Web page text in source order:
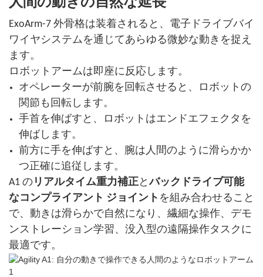
人間の動きの自然な延長
ExoArm-7 外骨格は装着されると、電子ドライブバイ
ワイヤシステムを通じてあらゆる微妙な動きを捉え
ます。
ロボットアームは即座に反応します。
オペレーターが前腕を回転させると、ロボットの
関節も回転します。
手首を伸ばすと、ロボットはエンドエフェクタを
伸ばします。
前方に手を伸ばすと、腕は人間のように滑らかか
つ正確に追従します。
A1 の リアルタイム重力補正とバックドライブ可能
なコンプライアント ジョイント を組み合わせること
で、動きは滑らかで自然になり、繊細な操作、デモ
ンストレーション学習、没入型の遠隔操作タスクに
最適です。